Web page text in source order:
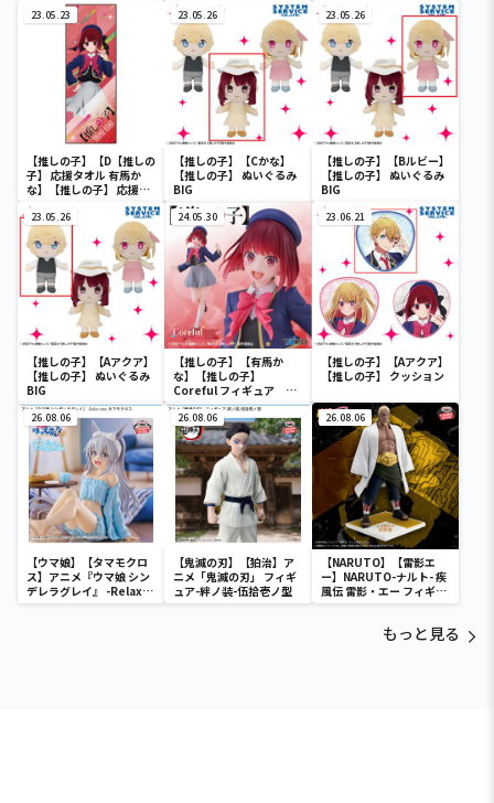
23.05.23
【推しの子】【D【推しの
子】 応援タオル 有馬か
な】【推しの子】 応援タ
オル
23.05.26
【推しの子】【Cかな】
【推しの子】 ぬいぐるみ
BIG
23.05.26
【推しの子】【Bルビー】
【推しの子】 ぬいぐるみ
BIG
23.05.26
【推しの子】【Aアクア】
【推しの子】 ぬいぐるみ
BIG
24.05.30
【推しの子】【有馬か
な】【推しの子】
Coreful フィギュア 有
馬かな～制服ver.～
23.06.21
【推しの子】【Aアクア】
【推しの子】 クッション
26.08.06
【ウマ娘】【タマモクロ
ス】アニメ『ウマ娘 シン
デレラグレイ』 -Relax
time-タマモクロス
26.08.06
【鬼滅の刃】【狛治】ア
ニメ「鬼滅の刃」 フィギ
ュア-絆ノ装-伍拾壱ノ型
26.08.06
【NARUTO】【雷影エ
ー】NARUTO-ナルト- 疾
風伝 雷影・エー フィギュ
ア～五影集結…!!～
もっと見る